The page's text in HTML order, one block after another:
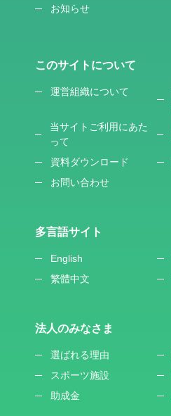
お知らせ
このサイトについて
運営組織について
当サイトご利用にあた
って
資料ダウンロード
お問い合わせ
多言語サイト
English
繁體中文
法人のみなさま
選ばれる理由
スポーツ施設
助成金